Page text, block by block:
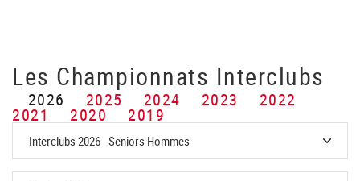
Les Championnats Interclubs
2026 2025 2024 2023 2022
2021 2020 2019